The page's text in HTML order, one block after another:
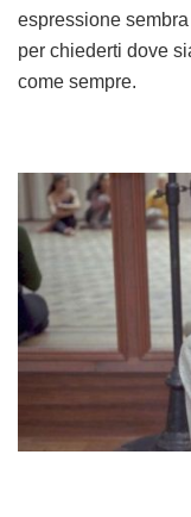
espressione
per chiederti dove
come sempre.